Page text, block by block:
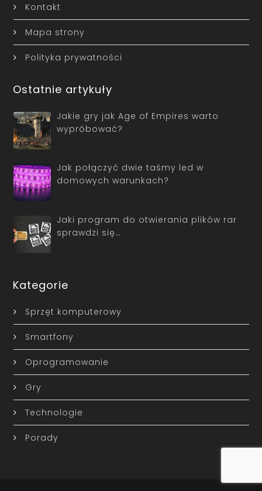
Kontakt
Mapa strony
Polityka prywatności
Ostatnie artykuły
Jakie gry jak Age of Empires warto
wypróbować?
Jak połączyć dwie taśmy led w
domowych warunkach?
Jaki program do otwierania plików rar
sprawdzi się…
Kategorie
Sprzęt komputerowy
Smartfony
Oprogramowanie
Gry
Technologie
Porady